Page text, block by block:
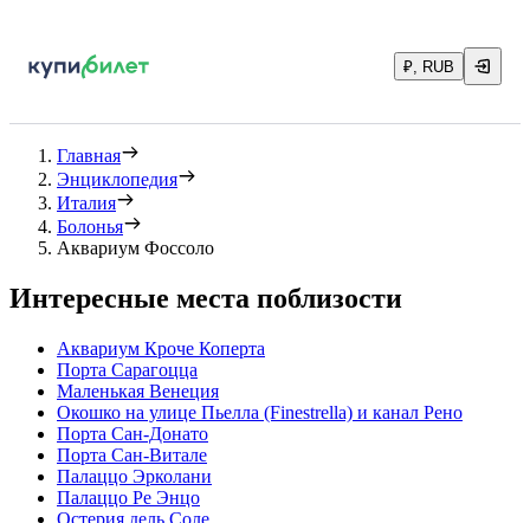
₽, RUB
Главная
Энциклопедия
Италия
Болонья
Аквариум Фоссоло
Интересные места поблизости
Аквариум Кроче Коперта
Порта Сарагоцца
Маленькая Венеция
Окошко на улице Пьелла (Finestrella) и канал Рено
Порта Сан-Донато
Порта Сан-Витале
Палаццо Эрколани
Палаццо Ре Энцо
Остерия дель Соле